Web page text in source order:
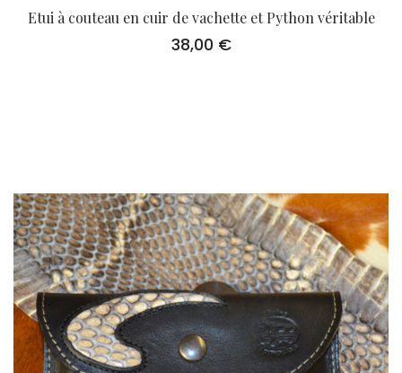
Etui à couteau en cuir de vachette et Python véritable
38,00 €